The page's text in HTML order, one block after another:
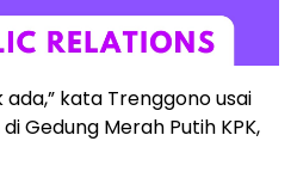
ada,” kata Trenggono usai
Gedung Merah Putih KPK,